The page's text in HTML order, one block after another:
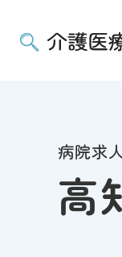
病院求
高